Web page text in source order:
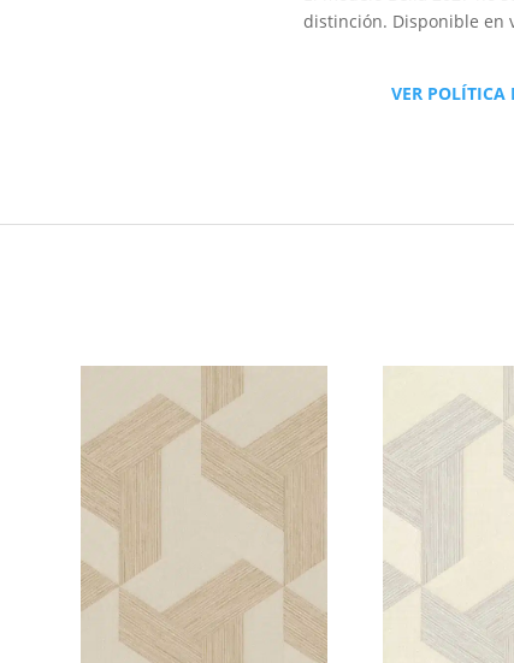
distinción. Disponible en
VER POLÍTICA